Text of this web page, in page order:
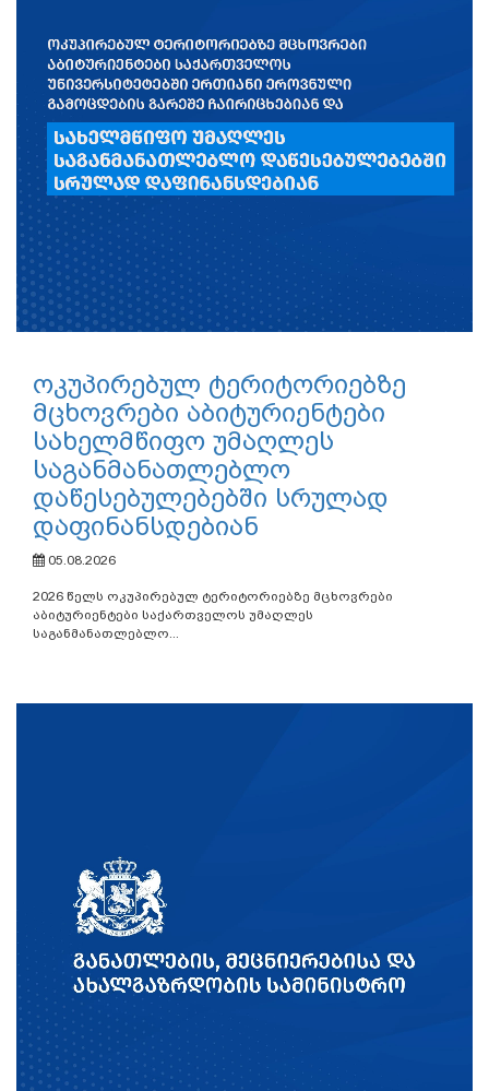
ოკუპირებულ ტერიტორიებზე
მცხოვრები აბიტურიენტები
სახელმწიფო უმაღლეს
საგანმანათლებლო
დაწესებულებებში სრულად
დაფინანსდებიან
05.08.2026
2026 წელს ოკუპირებულ ტერიტორიებზე მცხოვრები
აბიტურიენტები საქართველოს უმაღლეს
საგანმანათლებლო...